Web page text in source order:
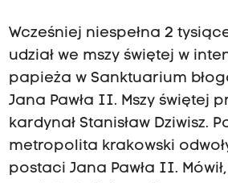
Wcześniej niespełna 2
udział we mszy świętej w
papieża w Sanktuarium
Jana Pawła II. Mszy świętej
kardynał Stanisław Dziwisz.
metropolita krakowski
postaci Jana Pawła II.